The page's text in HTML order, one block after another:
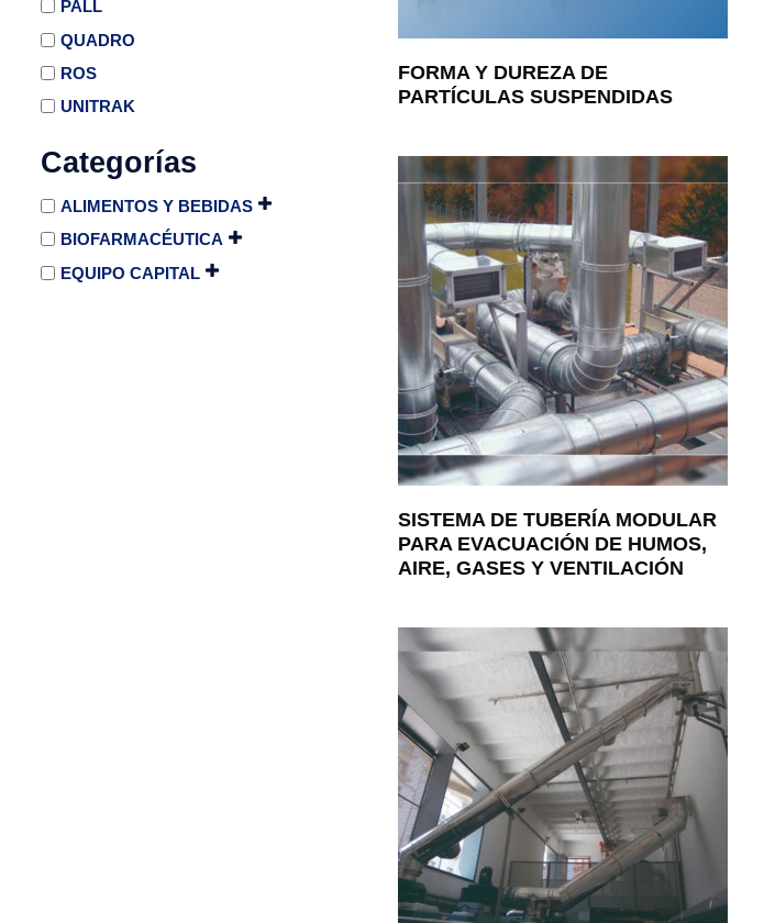
PALL
QUADRO
ROS
UNITRAK
Categorías
ALIMENTOS Y BEBIDAS
BIOFARMACÉUTICA
EQUIPO CAPITAL
FORMA Y DUREZA DE
PARTÍCULAS SUSPENDIDAS
SISTEMA DE TUBERÍA MODULAR
PARA EVACUACIÓN DE HUMOS,
AIRE, GASES Y VENTILACIÓN